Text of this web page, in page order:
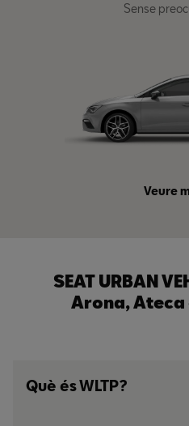
Sense
Veure
SEAT URBAN
Arona, Ateca
Què és WLTP?